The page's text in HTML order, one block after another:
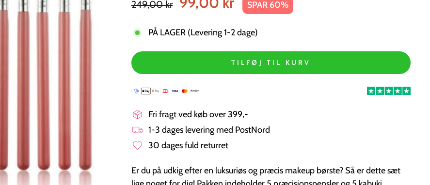
pris
249,00 kr SPAR 60%
PÅ LAGER (Levering 1-2 dage)
TILFØJ TIL KURV
Fri fragt ved køb over 399,-
1-3 dages levering med PostNord
30 dages fuld returret
Er du på udkig efter en luksuriøs og præcis makeup børste? Så er dette sæt